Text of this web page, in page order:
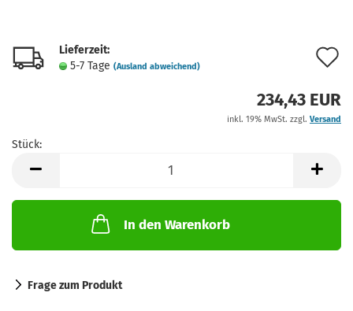
Lieferzeit:
5-7 Tage (Ausland abweichend)
234,43 EUR
inkl. 19% MwSt. zzgl. Versand
Stück:
In den Warenkorb
Frage zum Produkt